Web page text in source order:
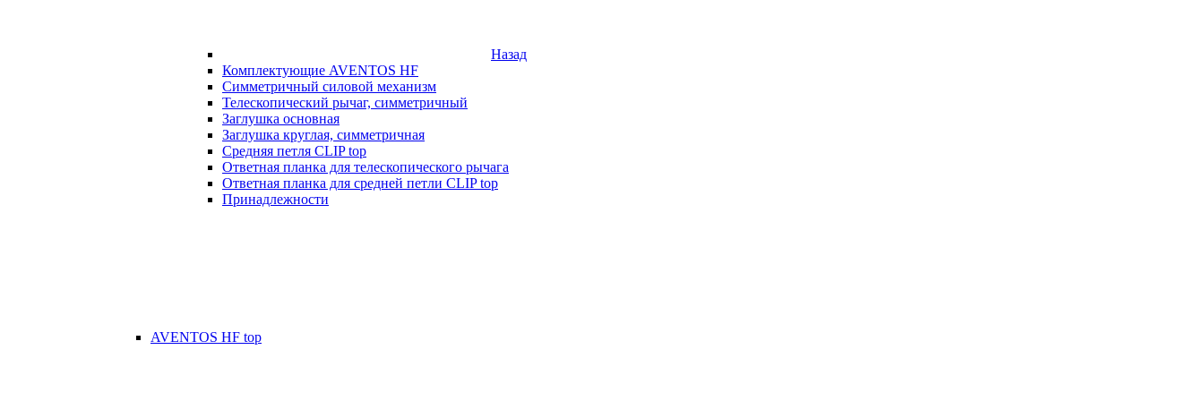
Назад
Комплектующие AVENTOS HF
Симметричный силовой механизм
Телескопический рычаг, симметричный
Заглушка основная
Заглушка круглая, симметричная
Средняя петля CLIP top
Ответная планка для телескопического рычага
Ответная планка для средней петли CLIP top
Принадлежности
AVENTOS HF top